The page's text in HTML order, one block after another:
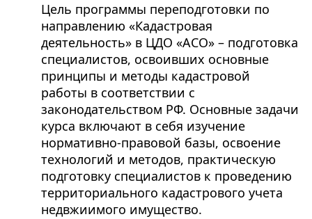
Цель программы переподготовки по
направлению «Кадастровая
деятельность» в ЦДО «АСО» – подготовка
специалистов, освоивших основные
принципы и методы кадастровой
работы в соответствии с
законодательством РФ. Основные задачи
курса включают в себя изучение
нормативно-правовой базы, освоение
технологий и методов, практическую
подготовку специалистов к проведению
территориального кадастрового учета
недвжиимого имущество.